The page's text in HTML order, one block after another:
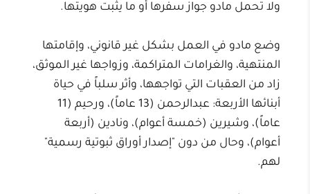
ولا تحمل مادو جواز سفرها أو ما يثبت هويتها.
وضع مادو في العمل بشكل غير قانوني، وإقامتها
المنتهية، والغرامات المتراكمة، وزواجها غير الموثق،
زاد من العقبات التي تواجهها، وأثر سلباً في حياة
أبنائها الأربعة: عبدالرحمن (13 عاماً)، ورحيم (11
عاماً)، وشيرين (خمسة أعوام)، ونادين (أربعة
أعوام)، وحال من دون "إصدار أوراق ثبوتية رسمية"
لهم.